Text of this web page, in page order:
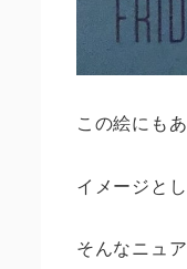
この絵にも
イメージと
そんなニュ